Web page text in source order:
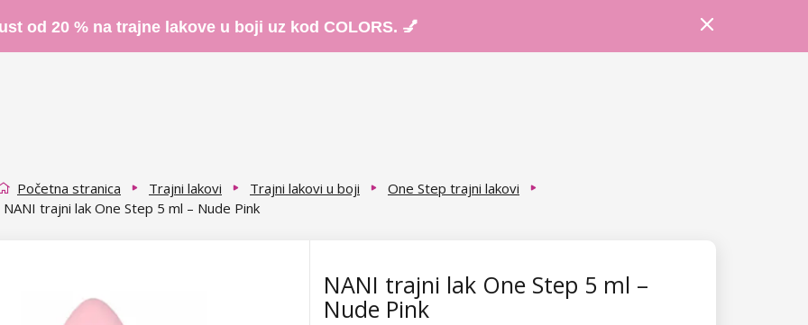
od 20 % na trajne lakove u boji uz kod COLORS. 💅
Početna stranica Trajni lakovi Trajni lakovi u boji
One Step trajni lakovi
NANI trajni lak One Step 5 ml – Nude Pink
NANI trajni lak One Step 5 ml –
Nude Pink